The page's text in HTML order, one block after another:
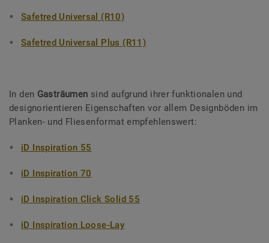
Safetred Universal (R10)
Safetred Universal Plus (R11­­)
In den Gasträumen sind aufgrund ihrer funktionalen und
designorientieren Eigenschaften vor allem Designböden im
Planken- und Fliesenformat empfehlenswert:
iD Inspiration 55
iD Inspiration 70
iD Inspiration Click Solid 55
iD Inspiration Loose-Lay